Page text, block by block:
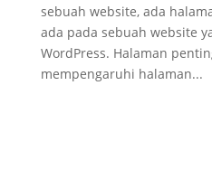
sebuah website, ada
ada pada sebuah website
WordPress. Halaman
mempengaruhi halaman...